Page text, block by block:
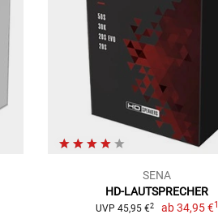
SENA
HD-LAUTSPRECHER
UVP 45,95 €2 ab34,95 €1